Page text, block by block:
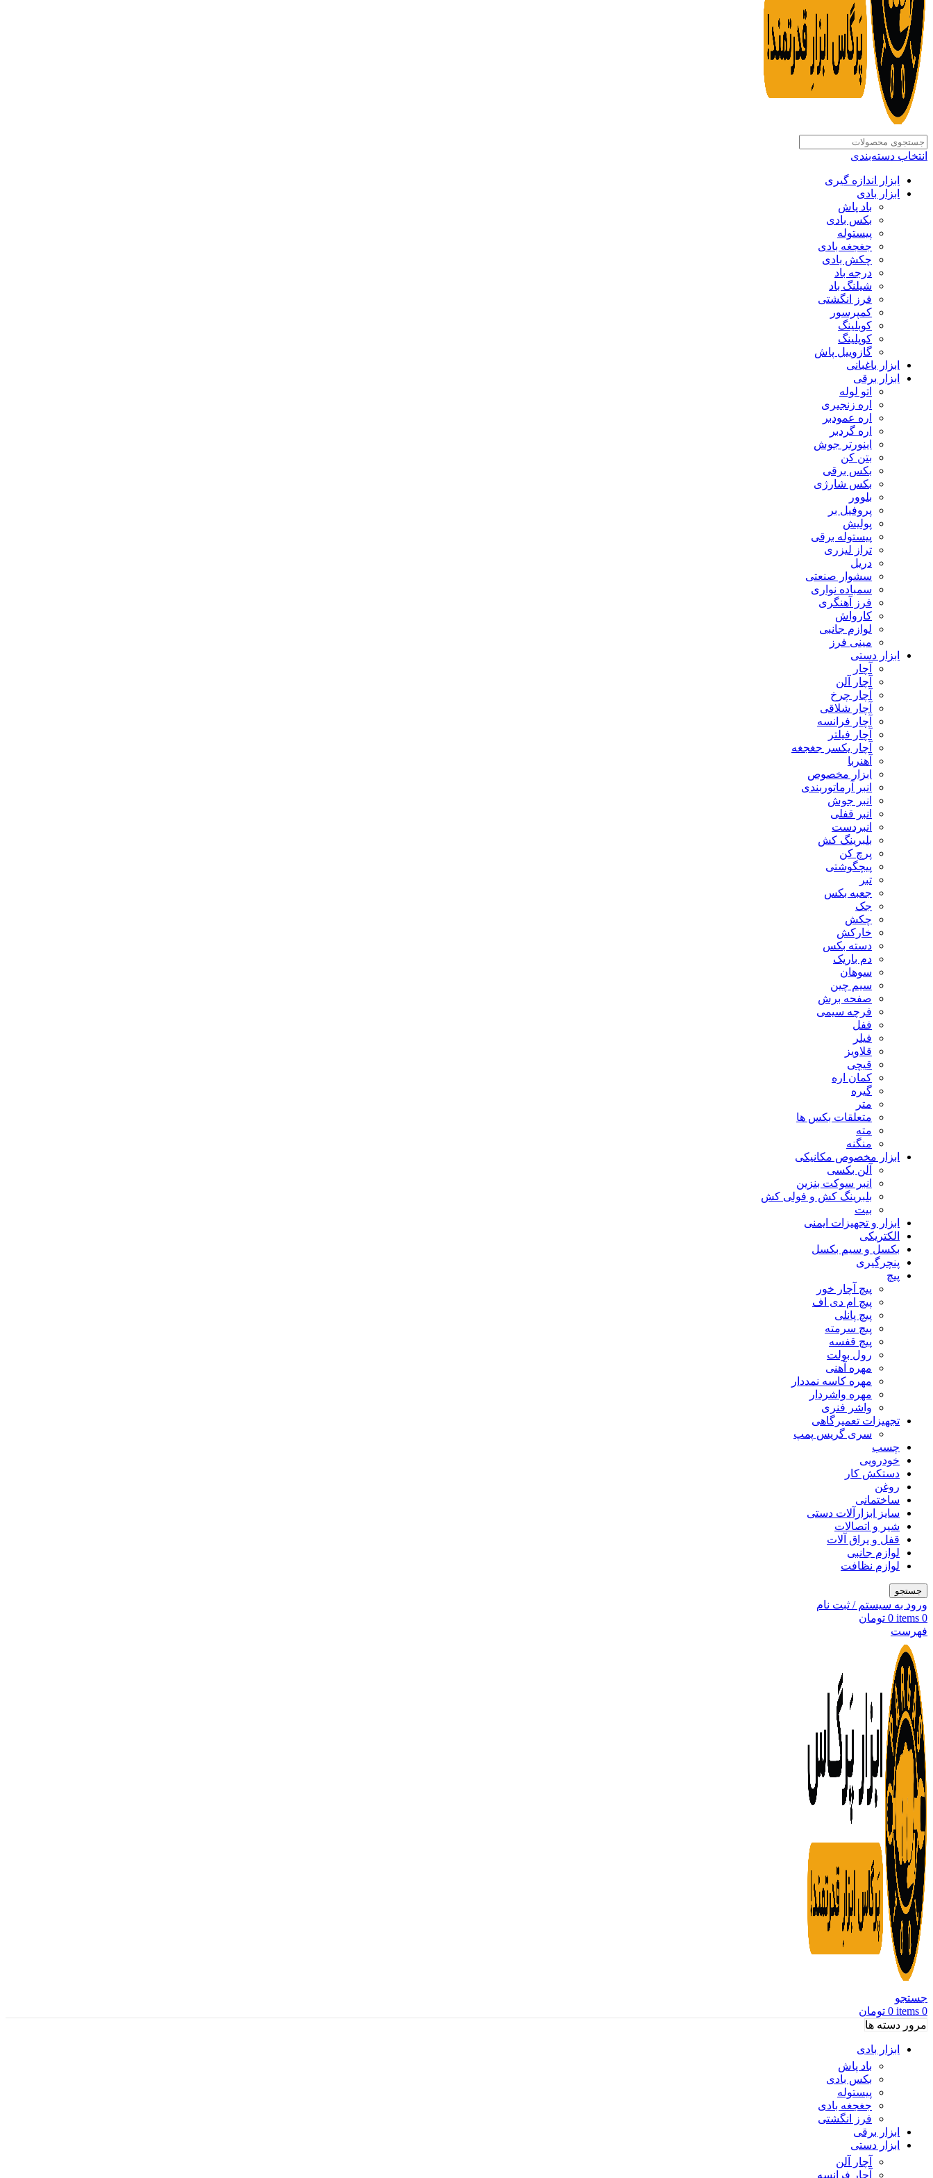
انتخاب دسته‌بندی
ابزار اندازه گیری
ابزار بادی
باد پاش
بکس بادی
پیستوله
جغجغه بادی
چکش بادی
درجه باد
شیلنگ باد
فرز انگشتی
کمپرسور
کوبلینگ
کوپلینگ
گازوییل پاش
ابزار باغبانی
ابزار برقی
اتو لوله
اره زنجیری
اره عمودبر
اره گردبر
اینورتر جوش
بتن کن
بکس برقی
بکس شارژی
بلوور
پروفیل بر
پولیش
پیستوله برقی
تراز لیزری
دریل
سشوار صنعتی
سمباده نواری
فرز آهنگری
کارواش
لوازم جانبی
مینی فرز
ابزار دستی
آچار
آچار آلن
آچار چرخ
آچار شلاقی
آچار فرانسه
آچار فیلتر
آچار یکسر جغجغه
آهنربا
ابزار مخصوص
انبر آرماتوربندی
انبر جوش
انبر قفلی
انبردست
بلبرینگ کش
پرچ کن
پیچگوشتی
تبر
جعبه بکس
جک
چکش
خارکش
دسته بکس
دم باریک
سوهان
سیم چین
صفحه برش
فرچه سیمی
ففل
فیلر
قلاویز
قیچی
کمان اره
گیره
متر
متعلقات بکس ها
مته
منگنه
ابزار مخصوص مکانیکی
آلن بکسی
انبر سوکت بنزین
بلبرینگ کش و فولی کش
بیت
ابزار و تجهیزات ایمنی
الکتریکی
بکسل و سیم بکسل
پنچرگیری
پیچ
پیچ آچار خور
پیچ ام دی اف
پیچ پانلی
پیچ سرمته
پیچ قفسه
رول بولت
مهره آهنی
مهره کاسه نمددار
مهره واشردار
واشر فنری
تجهیزات تعمیرگاهی
سری گریس پمپ
چسب
خودرویی
دستکش کار
روغن
ساختمانی
سایز ابزارآلات دستی
شیر و اتصالات
قفل و یراق آلات
لوازم جانبی
لوازم نظافت
جستجو
ورود به سیستم / ثبت نام
0
items
0 تومان
فهرست
جستجو
0
items
0 تومان
مرور دسته ها
ابزار بادی
باد پاش
بکس بادی
پیستوله
جغجغه بادی
فرز انگشتی
ابزار برقی
ابزار دستی
آچار آلن
آچار فرانسه